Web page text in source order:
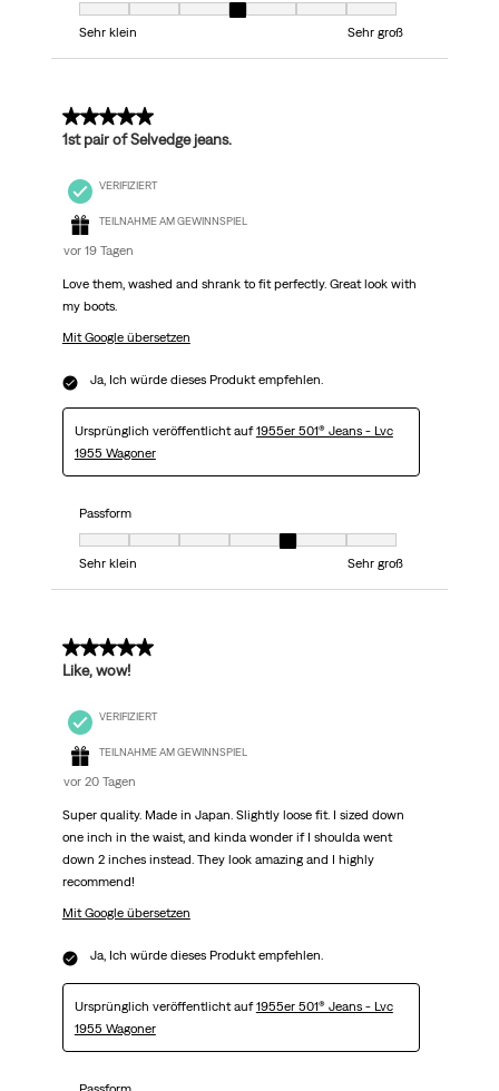
Passform, 4 von 7, wobei 1 gleich Sehr klein ist und 7 gleich Sehr groß
Sehr klein
Sehr groß
5 von 5 Sternen.
1st pair of Selvedge jeans.
VERIFIZIERT
TEILNAHME AM GEWINNSPIEL
vor 19 Tagen
Love them, washed and shrank to fit perfectly. Great look with
my boots.
Mit Google übersetzen
Ja, Ich würde dieses Produkt empfehlen.
Ursprünglich veröffentlicht auf1955er 501® Jeans - Lvc
1955 Wagoner
Passform
Passform, 5 von 7, wobei 1 gleich Sehr klein ist und 7 gleich Sehr groß
Sehr klein
Sehr groß
5 von 5 Sternen.
Like, wow!
VERIFIZIERT
TEILNAHME AM GEWINNSPIEL
vor 20 Tagen
Super quality. Made in Japan. Slightly loose fit. I sized down
one inch in the waist, and kinda wonder if I shoulda went
down 2 inches instead. They look amazing and I highly
recommend!
Mit Google übersetzen
Ja, Ich würde dieses Produkt empfehlen.
Ursprünglich veröffentlicht auf1955er 501® Jeans - Lvc
1955 Wagoner